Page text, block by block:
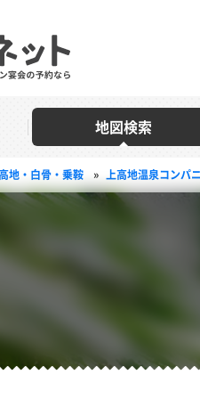
地図検索
地・白骨・乗鞍 » 上高地温泉コンパ